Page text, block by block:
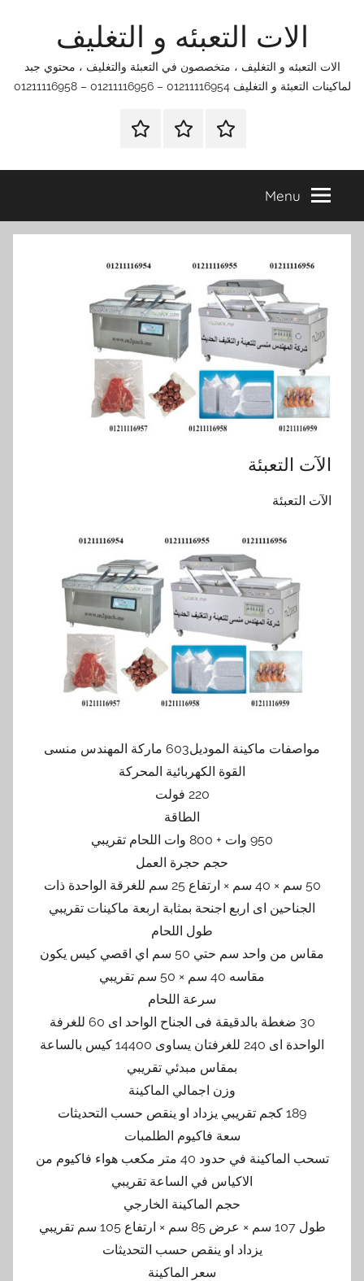
الات التعبئه و التغليف
الات التعبئه و التغليف ، متخصصون في التعبئة والتغليف ، محتوي جبد
لماكينات التعبئة و التغليف 01211116954 – 01211116956 – 01211116958
الرئيسيةاتصل
اتـصـل
في
التي
Menu
الآت التعبئة
الآت التعبئة
مواصفات ماكينة الموديل603 ماركة المهندس منسى
القوة الكهربائية المحركة
220 فولت
الطاقة
950 وات + 800 وات اللحام تقريبي
حجم حجرة العمل
50 سم × 40 سم × ارتفاع 25 سم للغرقة الواحدة ذات
الجناحين اى اربع اجنحة بمثابة اربعة ماكينات تقريبي
طول اللحام
مقاس من واحد سم حتي 50 سم اي اقصي كيس يكون
مقاسه 40 سم × 50 سم تقريبي
سرعة اللحام
30 ضغطة بالدقيقة فى الجناح الواحد اى 60 للغرفة
الواحدة اى 240 للغرفتان يساوى 14400 كيس بالساعة
بمقاس مبدئي تقريبي
وزن اجمالي الماكينة
189 كجم تقريبي يزداد او ينقص حسب التحديثات
سعة فاكيوم الطلمبات
تسحب الماكينة في حدود 40 متر مكعب هواء فاكيوم من
الاكياس في الساعة تقريبي
حجم الماكينة الخارجي
طول 107 سم × عرض 85 سم × ارتفاع 105 سم تقريبي
يزداد او ينقص حسب التحديثات
سعر الماكينة